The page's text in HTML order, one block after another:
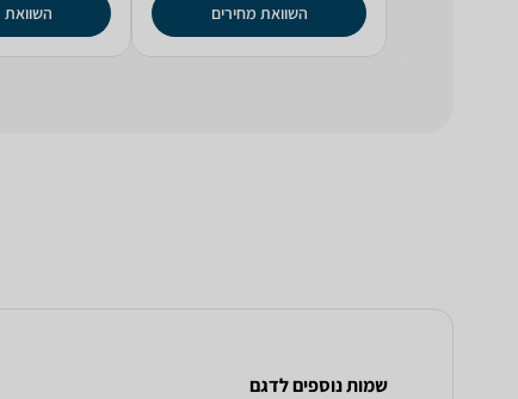
השוואת מחירים השוואת
שמות נוספים לדגם